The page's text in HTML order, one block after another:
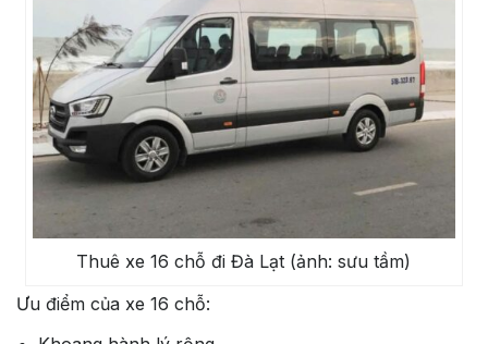
Thuê xe 16 chỗ đi Đà Lạt (ảnh: sưu tầm)
Ưu điểm của xe 16 chỗ: